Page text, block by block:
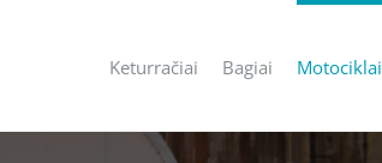
Keturračiai Bagiai Motociklai